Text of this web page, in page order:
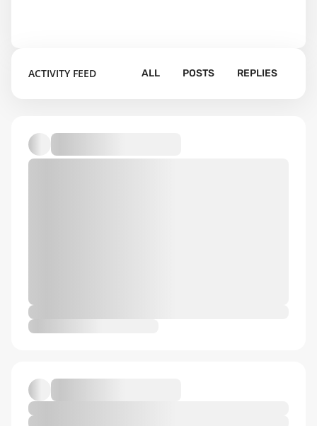
ACTIVITY FEED ALL POSTS REPLIES